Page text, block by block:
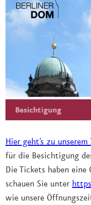
Hier geht's zu unserem
für die Besichtigung
Die Tickets haben
schauen Sie unter
wie unsere